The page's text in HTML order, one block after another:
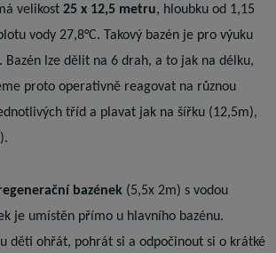
velikost 25 x 12,5 metru, hloubku od 1,15
vody 27,8°C. Takový bazén je pro výuku
lze dělit na 6 drah, a to jak na délku,
proto operativně reagovat na různou
tříd a plavat jak na šířku (12,5m),
bazének (5,5x 2m) s vodou
je umístěn přímo u hlavního bazénu.
děti ohřát, pohrát si a odpočinout si o krátké